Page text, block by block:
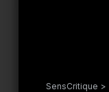
SensCritique >